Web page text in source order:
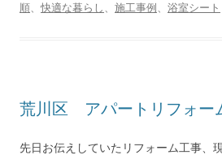
順
快適な暮らし 施工事例 浴室シート
荒川区 アパートリフォー
先日お伝えしていたリフォーム工事、